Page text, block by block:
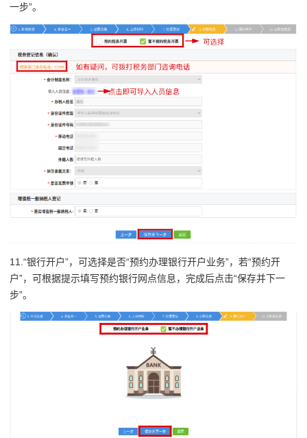
一步”。
11.“银行开户”，可选择是否“预约办理银行开户业务”，若“预约开
户”，可根据提示填写预约银行网点信息，完成后点击“保存并下一
步”。